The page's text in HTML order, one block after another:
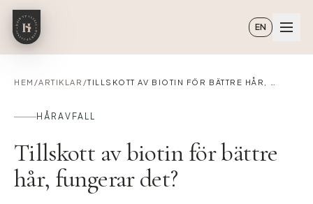
Hoppa till huvudinnehåll
EN
HEM /ARTIKLAR /
HÅRAVFALL
Tillskott av biotin för bättre
hår, fungerar det?